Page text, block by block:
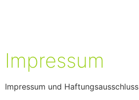
Impressum
Impressum und Haftungsausschluss